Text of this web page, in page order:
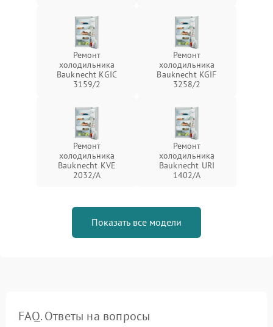
Ремонт
холодильника
Bauknecht KGIC
3159/2
Ремонт
холодильника
Bauknecht KGIF
3258/2
Ремонт
холодильника
Bauknecht KVE
2032/A
Ремонт
холодильника
Bauknecht URI
1402/A
Показать все модели
FAQ. Ответы на вопросы